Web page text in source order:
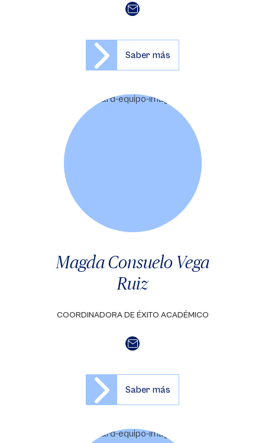
Saber más
Magda Consuelo Vega
Ruiz
COORDINADORA DE ÉXITO ACADÉMICO
Saber más